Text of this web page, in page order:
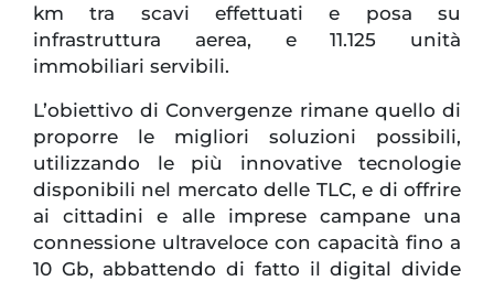
km tra scavi effettuati e posa su
infrastruttura aerea, e 11.125 unità
immobiliari servibili.
L’obiettivo di Convergenze rimane quello di
proporre le migliori soluzioni possibili,
utilizzando le più innovative tecnologie
disponibili nel mercato delle TLC, e di offrire
ai cittadini e alle imprese campane una
connessione ultraveloce con capacità fino a
10 Gb, abbattendo di fatto il digital divide